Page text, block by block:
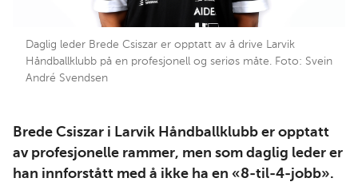
Daglig leder Brede Csiszar er opptatt av å drive Larvik
Håndballklubb på en profesjonell og seriøs måte. Foto: Svein
André Svendsen
Brede Csiszar i Larvik Håndballklubb er opptatt
av profesjonelle rammer, men som daglig leder er
han innforstått med å ikke ha en «8-til-4-jobb».